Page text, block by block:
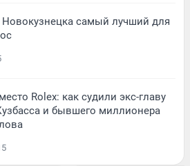
Новокузнецка самый лучший для
Rolex: как судили экс-главу
и бывшего миллионера